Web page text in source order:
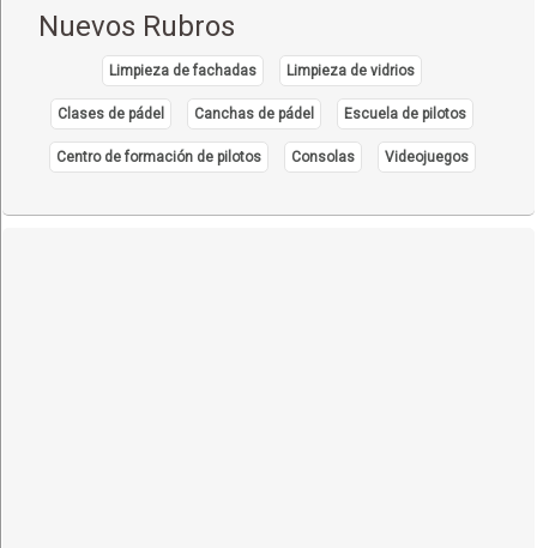
Agencias de Cerveza
Nuevos Rubros
Limpieza de fachadas Limpieza de vidrios
Clases de pádel Canchas de pádel Escuela de pilotos
Centro de formación de pilotos Consolas Videojuegos